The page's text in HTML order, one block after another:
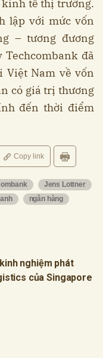
kinh tế thị trường.
lập với mức vốn
– tương đương
Techcombank đã
Việt Nam về vốn
có giá trị thương
đến thời điểm
Copy link
Jens Lottner
ngân hàng
nghiệm phát
của Singapore